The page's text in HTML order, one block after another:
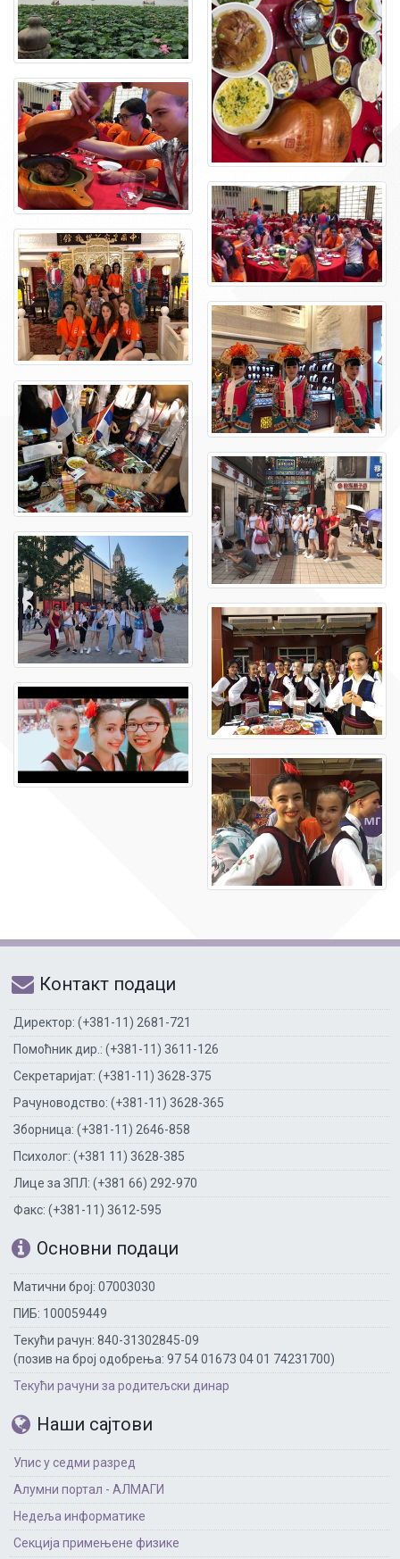
Контакт подаци
Директор: (+381-11) 2681-721
Помоћник дир.: (+381-11) 3611-126
Секретаријат: (+381-11) 3628-375
Рачуноводство: (+381-11) 3628-365
Зборница: (+381-11) 2646-858
Психолог: (+381 11) 3628-385
Лице за ЗПЛ: (+381 66) 292-970
Факс: (+381-11) 3612-595
Основни подаци
Матични број: 07003030
ПИБ: 100059449
Текући рачун: 840-31302845-09
(позив на број одобрења: 97 54 01673 04 01 74231700)
Текући рачуни за родитељски динар
Наши сајтови
Упис у седми разред
Алумни портал - АЛМАГИ
Недеља информатике
Секција примењене физике